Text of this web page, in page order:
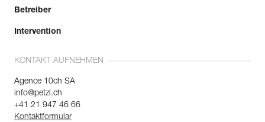
Betreiber
Intervention
KONTAKT AUFNEHMEN
Agence 10ch SA
info@petzl.ch
+41 21 947 46 66
Kontaktformular